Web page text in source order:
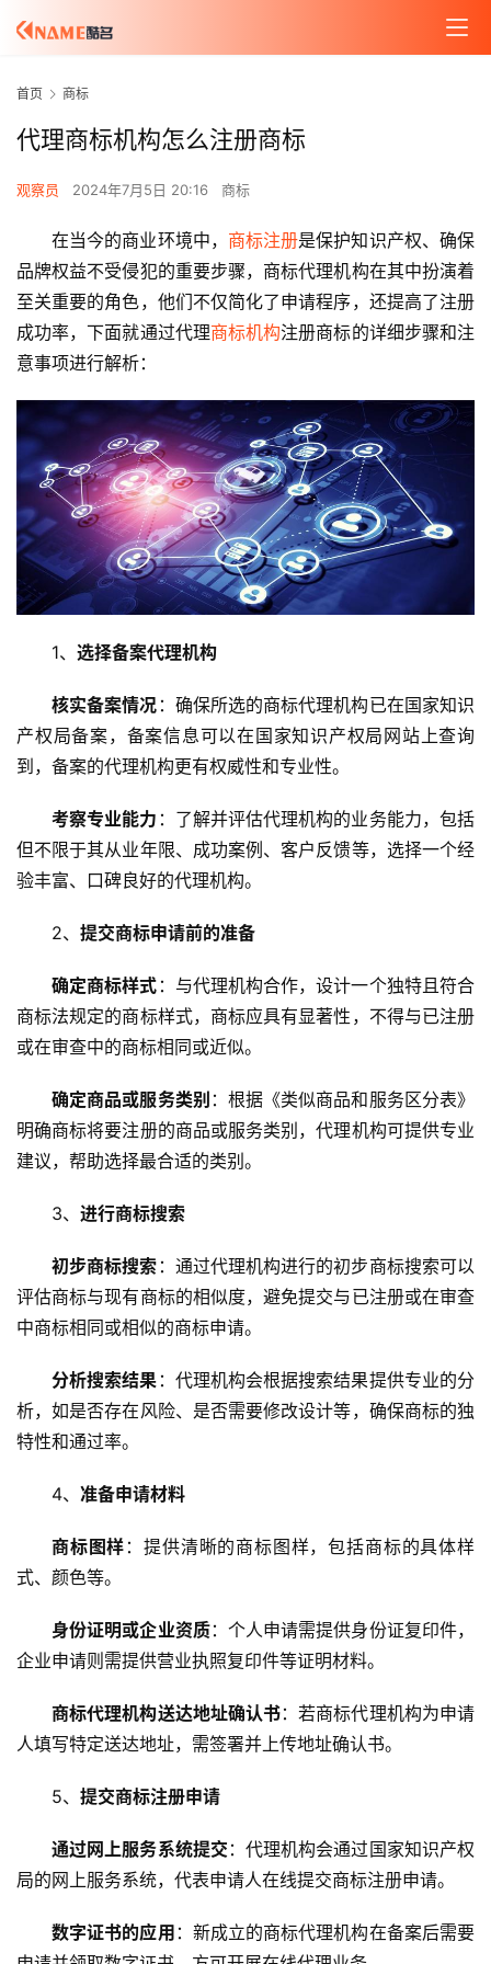
首页 商标
代理商标机构怎么注册商标
观察员 2024年7月5日 20:16 商标
在当今的商业环境中， 商标注册是保护知识产权、确保
品牌权益不受侵犯的重要步骤，商标代理机构在其中扮演着
至关重要的角色，他们不仅简化了申请程序，还提高了注册
成功率，下面就通过代理商标机构注册商标的详细步骤和注
意事项进行解析：
1、 选择备案代理机构
核实备案情况 ：确保所选的商标代理机构已在国家知识
产权局备案，备案信息可以在国家知识产权局网站上查询
到，备案的代理机构更有权威性和专业性。
考察专业能力 ：了解并评估代理机构的业务能力，包括
但不限于其从业年限、成功案例、客户反馈等，选择一个经
验丰富、口碑良好的代理机构。
2、 提交商标申请前的准备
确定商标样式 ：与代理机构合作，设计一个独特且符合
商标法规定的商标样式，商标应具有显著性，不得与已注册
或在审查中的商标相同或近似。
确定商品或服务类别 ：根据《类似商品和服务区分表》
明确商标将要注册的商品或服务类别，代理机构可提供专业
建议，帮助选择最合适的类别。
3、 进行商标搜索
初步商标搜索 ：通过代理机构进行的初步商标搜索可以
评估商标与现有商标的相似度，避免提交与已注册或在审查
中商标相同或相似的商标申请。
分析搜索结果 ：代理机构会根据搜索结果提供专业的分
析，如是否存在风险、是否需要修改设计等，确保商标的独
特性和通过率。
4、 准备申请材料
商标图样 ：提供清晰的商标图样，包括商标的具体样
式、颜色等。
身份证明或企业资质：个人申请需提供身份证复印件，
企业申请则需提供营业执照复印件等证明材料。
商标代理机构送达地址确认书：若商标代理机构为申请
人填写特定送达地址，需签署并上传地址确认书。
5、 提交商标注册申请
通过网上服务系统提交 ：代理机构会通过国家知识产权
局的网上服务系统，代表申请人在线提交商标注册申请。
数字证书的应用 ：新成立的商标代理机构在备案后需要